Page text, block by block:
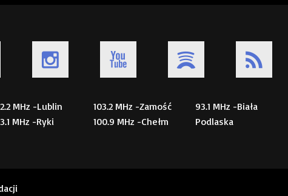
MHz -Lublin
MHz -Ryki
103.2 MHz -Zamość
100.9 MHz -Chełm
93.1 MHz -Biała
Podlaska